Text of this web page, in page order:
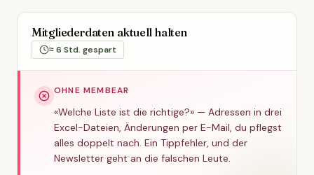
Mitgliederdaten aktuell halten
≈ 6 Std. gespart
OHNE MEMBEAR
«Welche Liste ist die richtige?» — Adressen in drei
Excel-Dateien, Änderungen per E-Mail, du pflegst
alles doppelt nach. Ein Tippfehler, und der
Newsletter geht an die falschen Leute.